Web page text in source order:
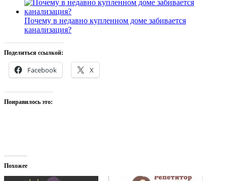
Почему в недавно купленном доме забивается
канализация?
Поделиться ссылкой:
Facebook X
Понравилось это:
Похожее